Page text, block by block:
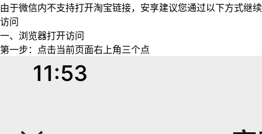
由于微信内不支持打开淘宝链接，安享建议您通过以下方式继续
访问
一、浏览器打开访问
第一步：点击当前页面右上角三个点